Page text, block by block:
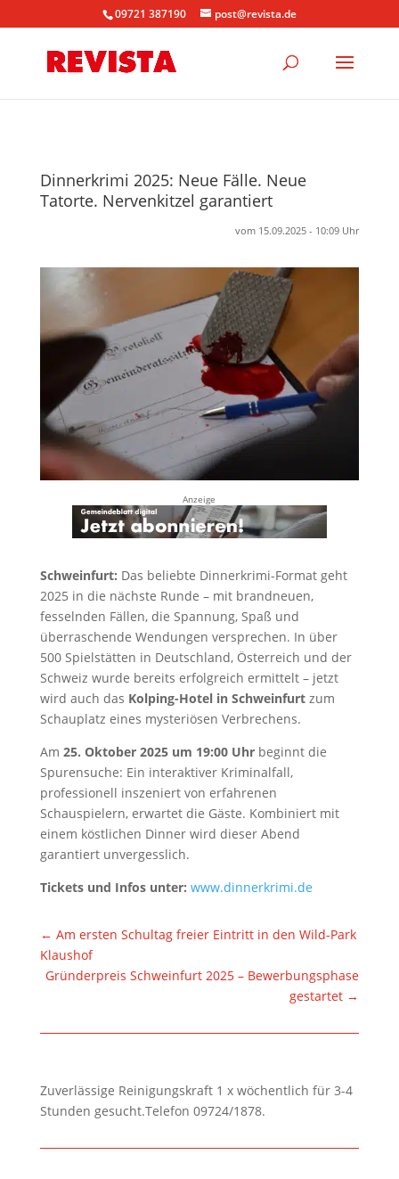
09721 387190 post@revista.de
Dinnerkrimi 2025: Neue Fälle. Neue
Tatorte. Nervenkitzel garantiert
vom 15.09.2025 - 10:09 Uhr
Anzeige
Schweinfurt: Das beliebte Dinnerkrimi-Format geht
2025 in die nächste Runde – mit brandneuen,
fesselnden Fällen, die Spannung, Spaß und
überraschende Wendungen versprechen. In über
500 Spielstätten in Deutschland, Österreich und der
Schweiz wurde bereits erfolgreich ermittelt – jetzt
wird auch das Kolping-Hotel in Schweinfurtzum
Schauplatz eines mysteriösen Verbrechens.
Am 25. Oktober 2025 um 19:00 Uhrbeginnt die
Spurensuche: Ein interaktiver Kriminalfall,
professionell inszeniert von erfahrenen
Schauspielern, erwartet die Gäste. Kombiniert mit
einem köstlichen Dinner wird dieser Abend
garantiert unvergesslich.
Tickets und Infos unter: www.dinnerkrimi.de
← Am ersten Schultag freier Eintritt in den Wild-Park
Klaushof
Gründerpreis Schweinfurt 2025 – Bewerbungsphase
gestartet →
Zuverlässige Reinigungskraft 1 x wöchentlich für 3-4
Stunden gesucht.Telefon 09724/1878.